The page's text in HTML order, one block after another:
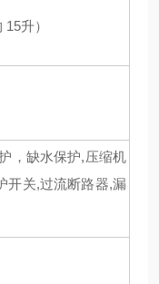
升）
，缺水保护,压缩机
开关,过流断路器,漏